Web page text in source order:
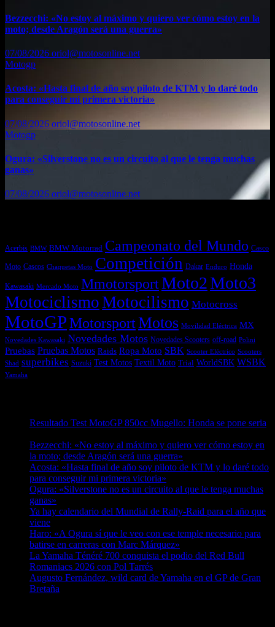
Bezzecchi: «No estoy al máximo y quiero ver cómo estoy en la
moto; desde Aragón será una guerra»
07/08/2026 oriol@motosonline.net
Motogp
Acosta: «Hasta final de año soy piloto de KTM y lo daré todo
para conseguir mi primera victoria»
07/08/2026 oriol@motosonline.net
Motogp
Ogura: «Silverstone no es un circuito al que le tenga muchas
ganas»
07/08/2026 oriol@motosonline.net
Acerbis BMW BMW Motorrad Campeonato del Mundo Casco
Moto Cascos Chaquetas Moto Competición Dakar Enduro Honda
Kawasaki Mercado Moto MmotorsportMoto2Moto3
MotociclismoMotocilismo Motocross
MotoGPMotorsportMotos Movilidad Eléctrica MX
Novedades Kawasaki Novedades Motos Novedades Scooters off-road Polini
Pruebas Pruebas Motos Raids Ropa Moto SBK Scooter Eléctrico Scooters
Shad superbikes Suzuki Test Motos Textil Moto Trial WorldSBK WSBK
Yamaha
Resultado Test MotoGP 850cc Mugello: Honda se pone seria
Bezzecchi: «No estoy al máximo y quiero ver cómo estoy en
la moto; desde Aragón será una guerra»
Acosta: «Hasta final de año soy piloto de KTM y lo daré todo
para conseguir mi primera victoria»
Ogura: «Silverstone no es un circuito al que le tenga muchas
ganas»
Ya hay calendario del Mundial de Rally-Raid para el año que
viene
Haro: «A Ogura sí que le veo con ese temple necesario para
batirse en carreras con Marc Márquez»
La Yamaha Ténéré 700 conquista el podio del Red Bull
Romaniacs 2026 con Pol Tarrés
Augusto Fernández, wild card de Yamaha en el GP de Gran
Bretaña